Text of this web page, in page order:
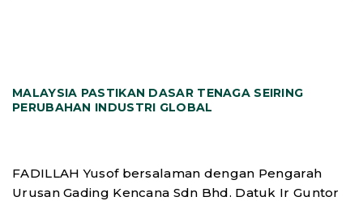
MALAYSIA PASTIKAN DASAR TENAGA SEIRING
PERUBAHAN INDUSTRI GLOBAL
FADILLAH Yusof bersalaman dengan Pengarah
Urusan Gading Kencana Sdn Bhd. Datuk Ir Guntor